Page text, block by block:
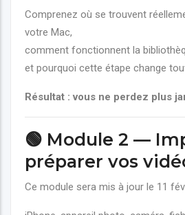
Comprenez où se trouvent
votre Mac,
comment fonctionnent la
et pourquoi cette étape change
Résultat : vous ne perdez plus
🟢 Module 2 —
préparer vos
Ce module sera mis à jour le 11